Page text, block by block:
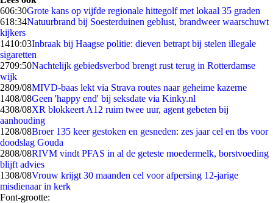
606:30Grote kans op vijfde regionale hittegolf met lokaal 35 graden
618:34Natuurbrand bij Soesterduinen geblust, brandweer waarschuwt
kijkers
1410:03Inbraak bij Haagse politie: dieven betrapt bij stelen illegale
sigaretten
2709:50Nachtelijk gebiedsverbod brengt rust terug in Rotterdamse
wijk
2809/08MIVD-baas lekt via Strava routes naar geheime kazerne
1408/08Geen 'happy end' bij seksdate via Kinky.nl
4308/08XR blokkeert A12 ruim twee uur, agent gebeten bij
aanhouding
1208/08Broer 135 keer gestoken en gesneden: zes jaar cel en tbs voor
doodslag Gouda
2808/08RIVM vindt PFAS in al de geteste moedermelk, borstvoeding
blijft advies
1308/08Vrouw krijgt 30 maanden cel voor afpersing 12-jarige
misdienaar in kerk
Font-grootte: